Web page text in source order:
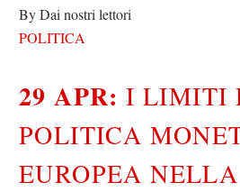
By Dai nostri lettori
POLITICA
29 APR:I LIMITI
POLITICA
EUROPEA